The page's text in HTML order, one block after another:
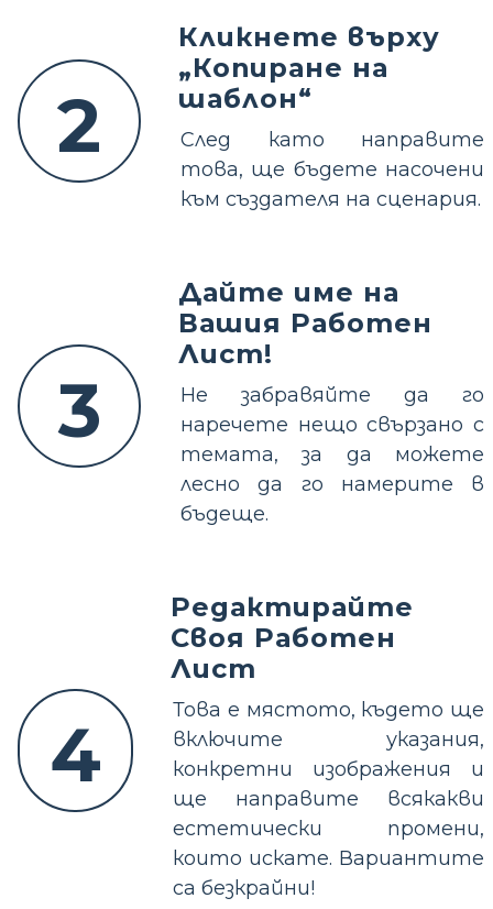
2
Кликнете върху
„Копиране на
шаблон“
След като направите
това, ще бъдете насочени
към създателя на сценария.
3
Дайте име на
Вашия Работен
Лист!
Не забравяйте да го
наречете нещо свързано с
темата, за да можете
лесно да го намерите в
бъдеще.
4
Редактирайте
Своя Работен
Лист
Това е мястото, където ще
включите указания,
конкретни изображения и
ще направите всякакви
естетически промени,
които искате. Вариантите
са безкрайни!